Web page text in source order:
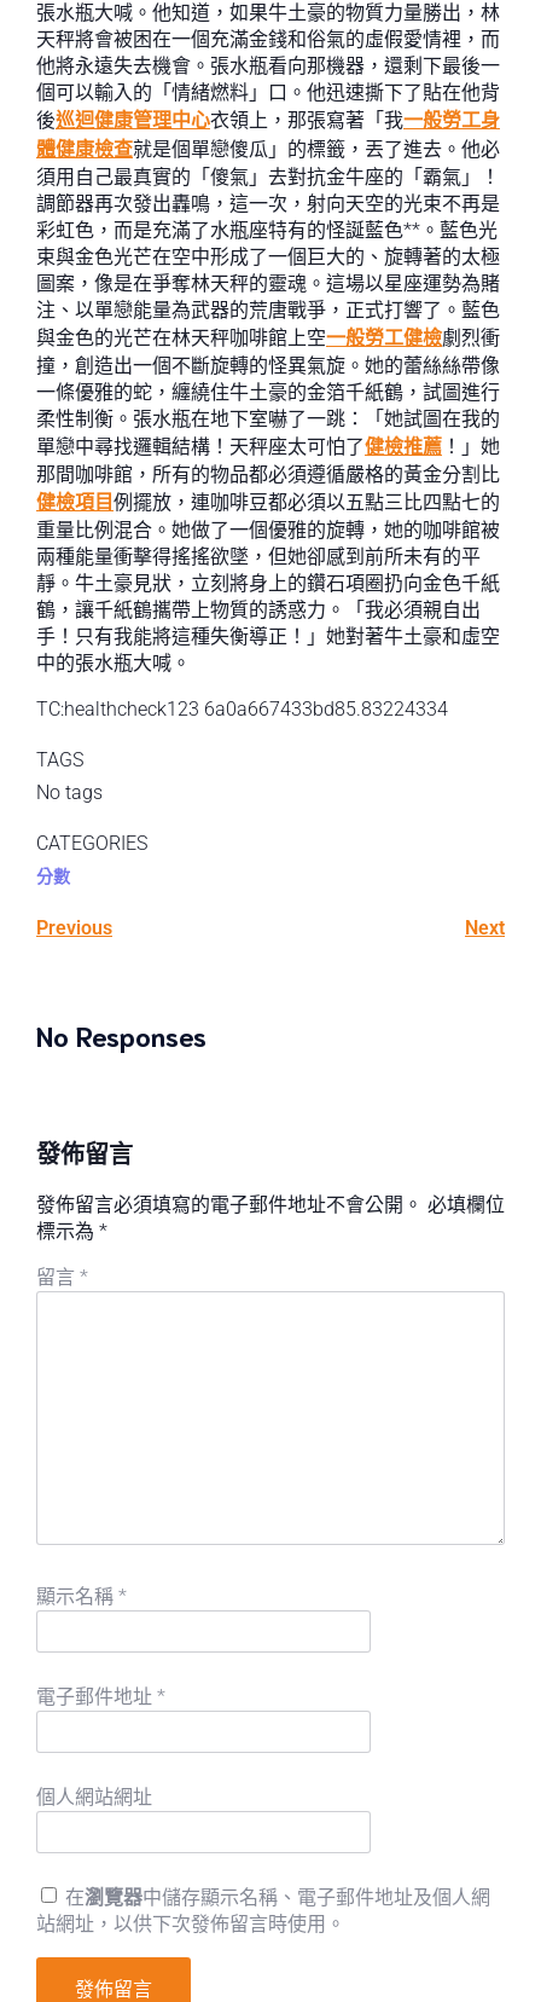
張水瓶大喊。他知道，如果牛土豪的物質力量勝出，林
天秤將會被困在一個充滿金錢和俗氣的虛假愛情裡，而
他將永遠失去機會。張水瓶看向那機器，還剩下最後一
個可以輸入的「情緒燃料」口。他迅速撕下了貼在他背
後巡迴健康管理中心衣領上，那張寫著「我一般勞工身
體健康檢查就是個單戀傻瓜」的標籤，丟了進去。他必
須用自己最真實的「傻氣」去對抗金牛座的「霸氣」！
調節器再次發出轟鳴，這一次，射向天空的光束不再是
彩虹色，而是充滿了水瓶座特有的怪誕藍色**。藍色光
束與金色光芒在空中形成了一個巨大的、旋轉著的太極
圖案，像是在爭奪林天秤的靈魂。這場以星座運勢為賭
注、以單戀能量為武器的荒唐戰爭，正式打響了。藍色
與金色的光芒在林天秤咖啡館上空一般勞工健檢劇烈衝
撞，創造出一個不斷旋轉的怪異氣旋。她的蕾絲絲帶像
一條優雅的蛇，纏繞住牛土豪的金箔千紙鶴，試圖進行
柔性制衡。張水瓶在地下室嚇了一跳：「她試圖在我的
單戀中尋找邏輯結構！天秤座太可怕了健檢推薦 ！」她
那間咖啡館，所有的物品都必須遵循嚴格的黃金分割比
健檢項目例擺放，連咖啡豆都必須以五點三比四點七的
重量比例混合。她做了一個優雅的旋轉，她的咖啡館被
兩種能量衝擊得搖搖欲墜，但她卻感到前所未有的平
靜。牛土豪見狀，立刻將身上的鑽石項圈扔向金色千紙
鶴，讓千紙鶴攜帶上物質的誘惑力。「我必須親自出
手！只有我能將這種失衡導正！」她對著牛土豪和虛空
中的張水瓶大喊。
TC:healthcheck123 6a0a667433bd85.83224334
TAGS
No tags
CATEGORIES
分數
Previous Next
No Responses
發佈留言
發佈留言必須填寫的電子郵件地址不會公開。 必填欄位
標示為 *
留言 *
顯示名稱 *
電子郵件地址 *
個人網站網址
在瀏覽器中儲存顯示名稱、電子郵件地址及個人網
站網址，以供下次發佈留言時使用。